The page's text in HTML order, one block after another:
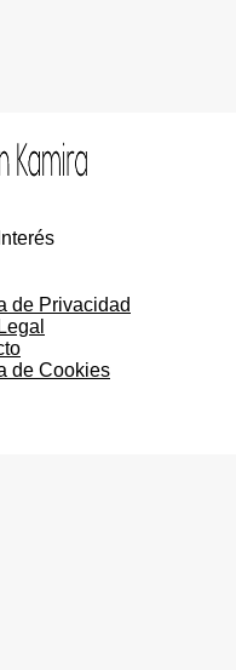
de Privacidad
de Cookies